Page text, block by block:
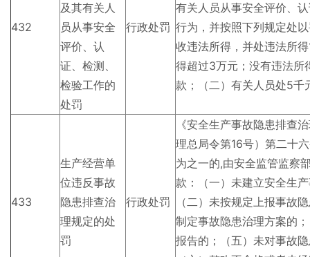
432
及其有关人
员从事安全
评价、认
证、检测、
检验工作的
处罚
行政处罚
有关人员从事安全评价、
行为，并按照下列规定处
收违法所得，并处违法所
得超过3万元；没有违法所
款；（二）有关人员处5千
433
生产经营单
位违反事故
隐患排查治
理规定的处
罚
行政处罚
《安全生产事故隐患排查
理总局令第16号）第二十
为之一的,由安全监管监察
款：（一）未建立安全生
（二）未按规定上报事故
制定事故隐患治理方案的
报告的；（五）未对事故